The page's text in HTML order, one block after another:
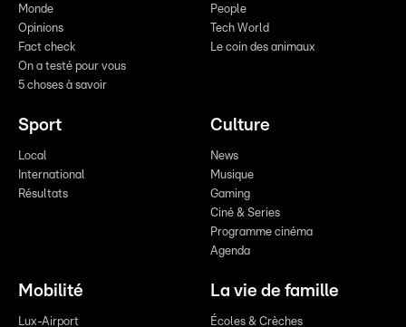
Monde
Opinions
Fact check
On a testé pour vous
5 choses à savoir
People
Tech World
Le coin des animaux
Sport
Local
International
Résultats
Culture
News
Musique
Gaming
Ciné & Series
Programme cinéma
Agenda
Mobilité
Lux-Airport
La vie de famille
Écoles & Crèches